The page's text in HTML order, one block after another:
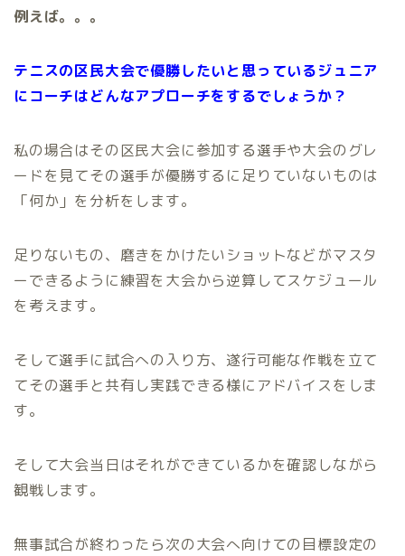
例えば。。。
テニスの区民大会で優勝したいと思っているジュニア
にコーチはどんなアプローチをするでしょうか？
私の場合はその区民大会に参加する選手や大会のグレ
ードを見てその選手が優勝するに足りていないものは
「何か」を分析をします。
足りないもの、磨きをかけたいショットなどがマスタ
ーできるように練習を大会から逆算してスケジュール
を考えます。
そして選手に試合への入り方、遂行可能な作戦を立て
てその選手と共有し実践できる様にアドバイスをしま
す。
そして大会当日はそれができているかを確認しながら
観戦します。
無事試合が終わったら次の大会へ向けての目標設定の